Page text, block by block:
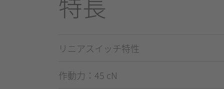
リニアスイッチ特性
作動力：45 cN